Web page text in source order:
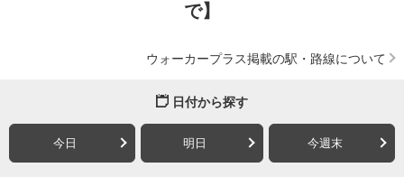
で】
ウォーカープラス掲載の駅・路線について
日付から探す
今日 明日 今週末